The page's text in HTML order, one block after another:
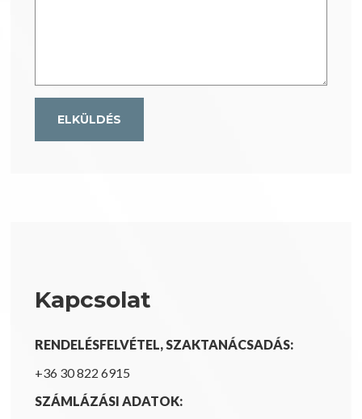
Kapcsolat
RENDELÉSFELVÉTEL, SZAKTANÁCSADÁS:
+36 30 822 6915
SZÁMLÁZÁSI ADATOK: